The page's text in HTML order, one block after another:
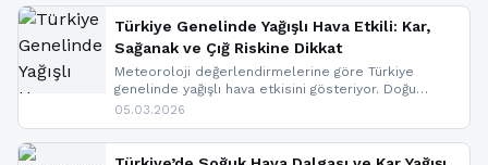
Türkiye Genelinde Yağışlı Hava Etkili: Kar,
Sağanak ve Çığ Riskine Dikkat
Meteoroloji değerlendirmelerine göre Türkiye
genelinde yağışlı hava etkisini gösteriyor. Doğu
bölgelerinde kar yağışı beklenirken Marmara ve
ise çığ tehlikesi bulunuyor. İç kesimlerde sis ve pus
nedeniyle görüş mesafesinde azalma
05.03.2026